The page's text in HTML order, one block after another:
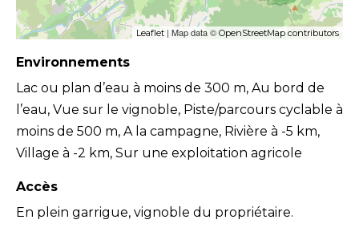
Leaflet | Map data © OpenStreetMap contributors
Environnements
Lac ou plan d’eau à moins de 300 m, Au bord de
l’eau, Vue sur le vignoble, Piste/parcours cyclable à
moins de 500 m, A la campagne, Rivière à -5 km,
Village à -2 km, Sur une exploitation agricole
Accès
En plein garrigue, vignoble du propriétaire.